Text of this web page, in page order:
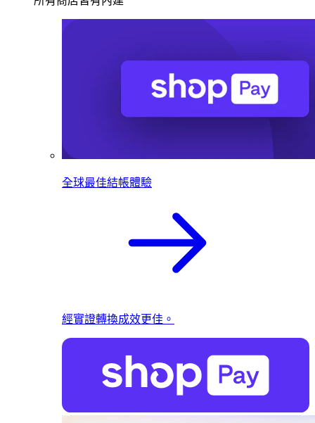
全球最佳結帳體驗
經實證轉換成效更佳。